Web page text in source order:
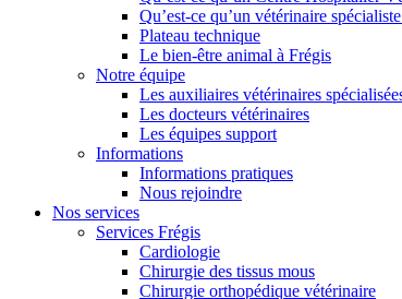
Qu’est-ce qu’un vétérinaire
Plateau technique
Le bien-être animal à Frégis
Notre équipe
Les auxiliaires vétérinaires
Les docteurs vétérinaires
Les équipes support
Informations
Informations pratiques
Nous rejoindre
Nos services
Services Frégis
Cardiologie
Chirurgie des tissus mous
Chirurgie orthopédique vétérinaire